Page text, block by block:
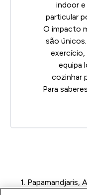
indoor
particular
O impacto
são
exercício,
equipa
cozinhar
Para
1. Papamandjaris,